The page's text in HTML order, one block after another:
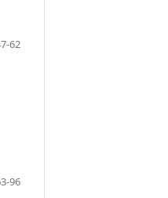
62
96